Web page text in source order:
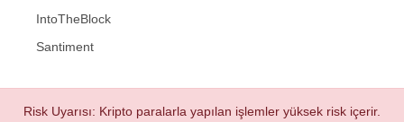
IntoTheBlock
Santiment
Risk Uyarısı: Kripto paralarla yapılan işlemler yüksek risk içerir.